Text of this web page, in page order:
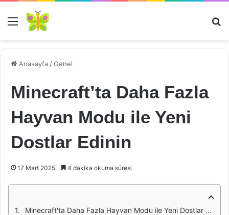
Menü
Anasayfa /Genel
Minecraft’ta Daha Fazla
Hayvan Modu ile Yeni
Dostlar Edinin
17 Mart 2025 4 dakika okuma süresi
Minecraft'ta Daha Fazla Hayvan Modu ile Yeni Dostlar Edinin